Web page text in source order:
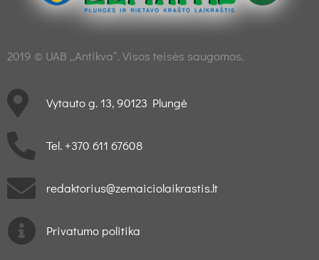
2019 © UAB „Antikva“. Visos teisės saugomos.
Vytauto g. 13, 90123 Plungė
Tel. +370 611 67608
redaktorius@zemaiciolaikrastis.lt
Privatumo politika